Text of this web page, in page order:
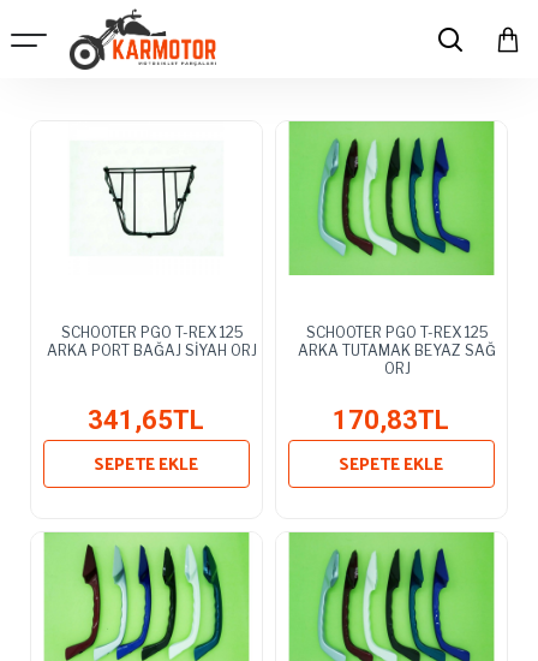
SCHOOTER PGO T-REX 125
ARKA PORT BAĞAJ SİYAH ORJ
341,65TL
SEPETE EKLE
SCHOOTER PGO T-REX 125
ARKA TUTAMAK BEYAZ SAĞ
ORJ
170,83TL
SEPETE EKLE